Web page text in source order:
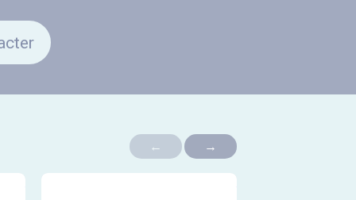
← →
Voir la référence Voir la référence